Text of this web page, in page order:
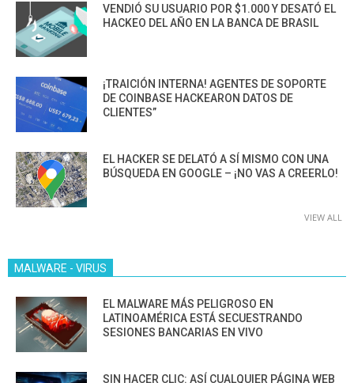
VENDIÓ SU USUARIO POR $1.000 Y DESATÓ EL
HACKEO DEL AÑO EN LA BANCA DE BRASIL
¡TRAICIÓN INTERNA! AGENTES DE SOPORTE
DE COINBASE HACKEARON DATOS DE
CLIENTES”
EL HACKER SE DELATÓ A SÍ MISMO CON UNA
BÚSQUEDA EN GOOGLE – ¡NO VAS A CREERLO!
VIEW ALL
MALWARE - VIRUS
EL MALWARE MÁS PELIGROSO EN
LATINOAMÉRICA ESTÁ SECUESTRANDO
SESIONES BANCARIAS EN VIVO
SIN HACER CLIC: ASÍ CUALQUIER PÁGINA WEB